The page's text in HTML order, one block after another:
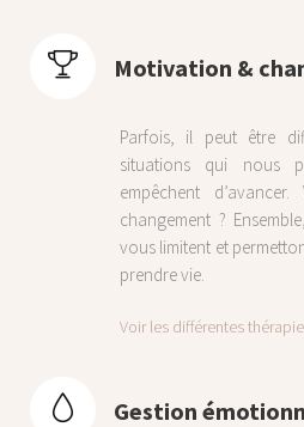
Motivation &
Parfois, il peut être
situations qui nous
empêchent
changement ?
vous limitent et
prendre vie.
Voir les différentes
Gestion